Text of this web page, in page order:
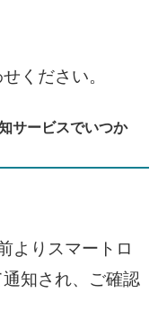
ください。
サービスでいつか
よりスマートロ
知され、ご確認